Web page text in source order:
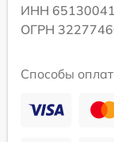
ИНН
ОГРН
Способы